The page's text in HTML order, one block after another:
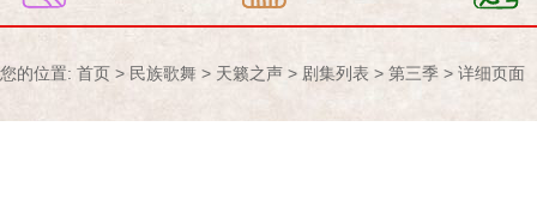
您的位置: 首页 > 民族歌舞 > 天籁之声 > 剧集列表 > 第三季 > 详细页面